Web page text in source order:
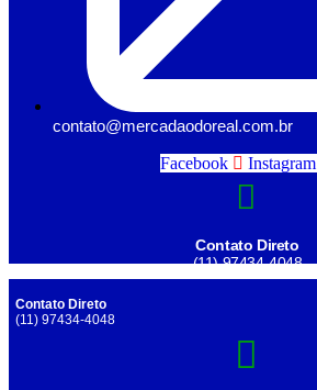
contato@mercadaodoreal.com.br
Facebook
Instagram
Contato Direto
(11) 97434-4048
Contato Direto
(11) 97434-4048